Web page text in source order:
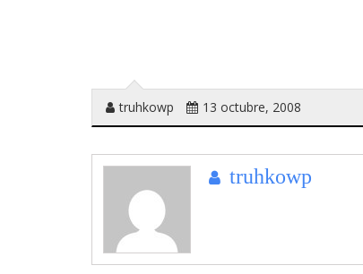
truhkowp 13 octubre, 2008
truhkowp